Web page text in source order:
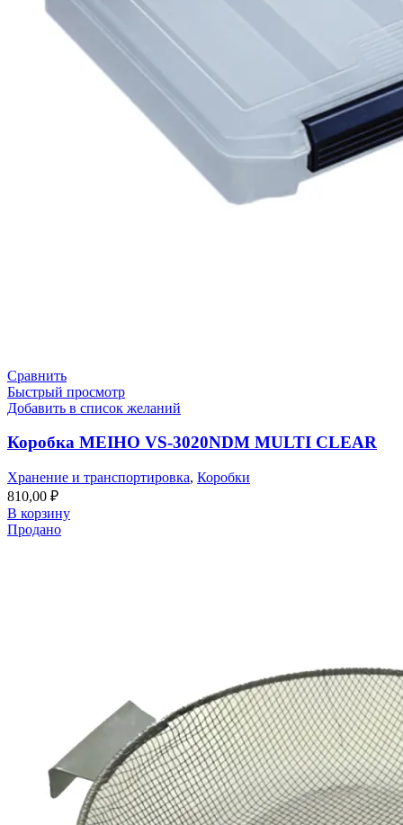
Сравнить
Быстрый просмотр
Добавить в список желаний
Коробка MEIHO VS-3020NDM MULTI CLEAR
Хранение и транспортировка, Коробки
810,00 ₽
В корзину
Продано